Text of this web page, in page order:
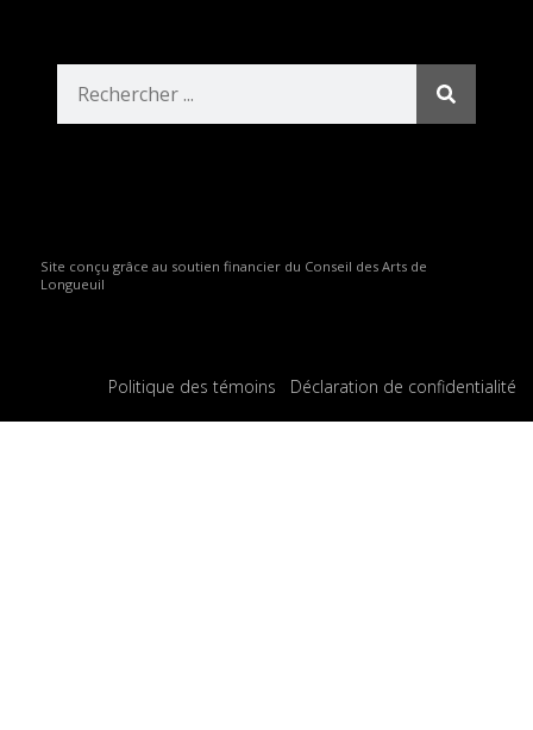
Site conçu grâce au soutien financier du Conseil des Arts de
Longueuil
Politique des témoins Déclaration de confidentialité